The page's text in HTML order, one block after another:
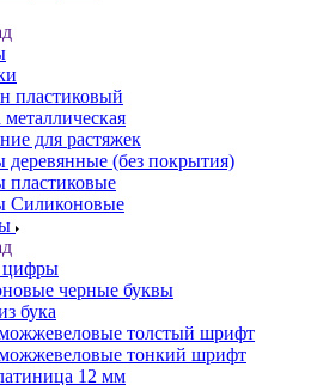
пластиковый
для растяжек
деревянные (без покрытия)
пластиковые
Силиконовые
цифры
черные буквы
бука
толстый шрифт
тонкий шрифт
12 мм